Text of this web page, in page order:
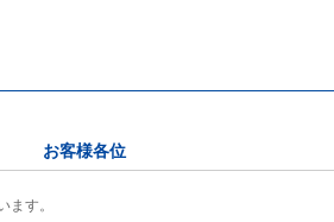
お客様各位
ます。